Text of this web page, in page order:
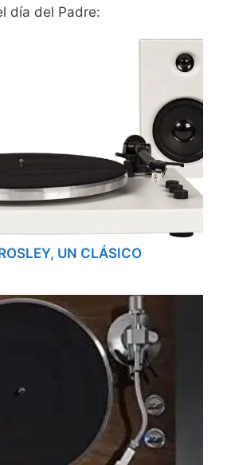
día del Padre:
UN CLÁSICO